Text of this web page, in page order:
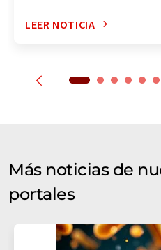
LEER NOTICIA
Más noticias de
portales